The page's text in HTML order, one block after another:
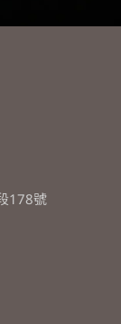
178號